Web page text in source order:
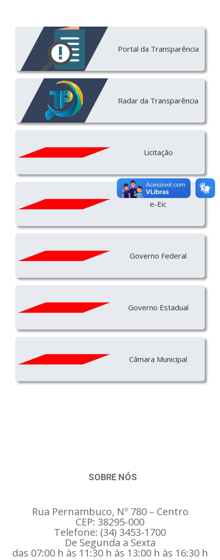
Portal da Transparência
Radar da Transparência
Licitação
e-Eic
Governo Federal
Governo Estadual
Câmara Municipal
SOBRE NÓS
Rua Pernambuco, Nº 780 – Centro
CEP: 38295-000
Telefone: (34) 3453-1700
De Segunda a Sexta
das 07:00 h às 11:30 h às 13:00 h às 16:30 h